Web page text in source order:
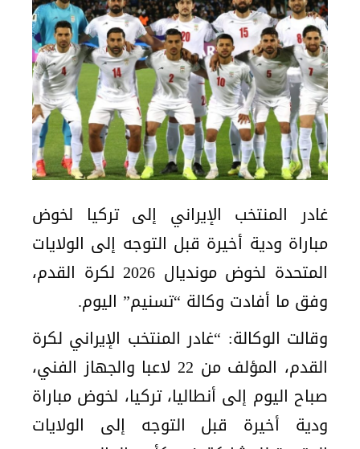
غادر المنتخب الإيراني إلى تركيا لخوض
مباراة ودية أخيرة قبل التوجه إلى الولايات
المتحدة لخوض مونديال 2026 لكرة القدم،
وفق ما أفادت وكالة “تسنيم” اليوم.
وقالت الوكالة: “غادر المنتخب الإيراني لكرة
القدم، المؤلف من 22 لاعبا والجهاز الفني،
صباح اليوم إلى أنطاليا، تركيا، لخوض مباراة
ودية أخيرة قبل التوجه إلى الولايات